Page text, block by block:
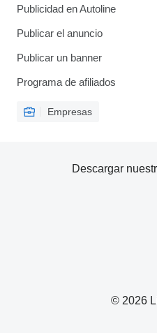
Publicidad en Autoline
Publicar el anuncio
Publicar un banner
Programa de afiliados
Empresas
© 2026
Descargar